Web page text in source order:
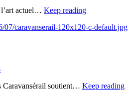
l’art actuel… Keep reading
07/caravanserail-120x120-c-default.jpg
Caravansérail soutient… Keep reading